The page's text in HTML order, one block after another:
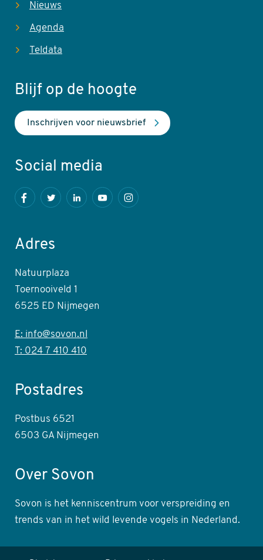
Nieuws
Agenda
Teldata
Blijf op de hoogte
Inschrijven voor nieuwsbrief
Social media
Adres
Natuurplaza
Toernooiveld 1
6525 ED Nijmegen
E: info@sovon.nl
T: 024 7 410 410
Postadres
Postbus 6521
6503 GA Nijmegen
Over Sovon
Sovon is het kenniscentrum voor verspreiding en
trends van in het wild levende vogels in Nederland.